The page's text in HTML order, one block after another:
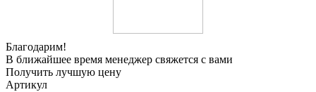
Благодарим!
В ближайшее время менеджер свяжется с вами
Получить лучшую цену
Артикул